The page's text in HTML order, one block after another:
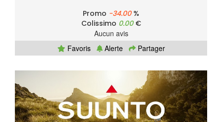
Promo -34.00%
Colissimo 0.00€
Aucun avis
Favoris
Alerte Partager